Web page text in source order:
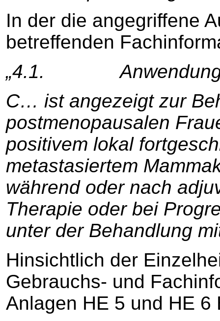
In der die angegriffene
betreffenden
„4.1.
C… ist angezeigt zur
postmenopausalen
positivem lokal
metastasiertem
während oder nach
Therapie oder bei
unter der Behandlung
Hinsichtlich der
Gebrauchs- und
Anlagen HE 5 und HE 6